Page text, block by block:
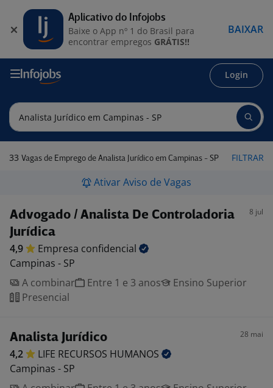
Login
33 Vagas de Emprego de Analista Jurídico em Campinas - SP FILTRAR
Ativar Aviso de Vagas
Advogado / Analista De Controladoria
Jurídica
8 jul
4,9 Empresa confidencial
Campinas - SP
A combinar
Entre 1 e 3 anos
Ensino Superior
Presencial
Analista Jurídico 28 mai
4,2 LIFE RECURSOS HUMANOS
Campinas - SP
Aplicativo do Infojobs
Baixe o App nº 1 do Brasil para
encontrar empregos GRÁTIS!!
BAIXAR